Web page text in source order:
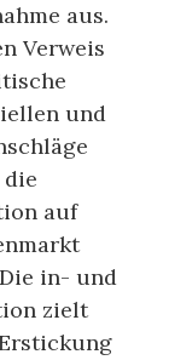
aus.
Verweis
und
die
auf
in- und
zielt